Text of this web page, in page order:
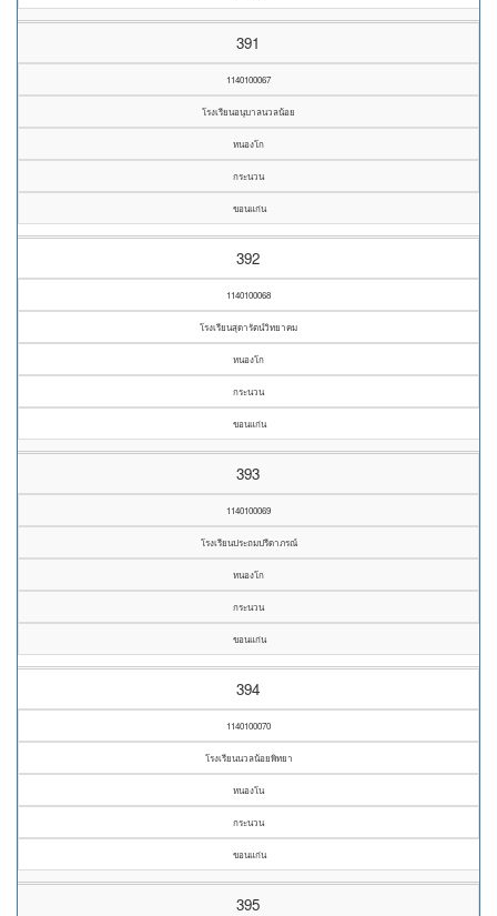
391
1140100067
โรงเรียนอนุบาลนวลน้อย
หนองโก
กระนวน
ขอนแก่น
392
1140100068
โรงเรียนสุดารัตน์วิทยาคม
หนองโก
กระนวน
ขอนแก่น
393
1140100069
โรงเรียนประถมปรีดาภรณ์
หนองโก
กระนวน
ขอนแก่น
394
1140100070
โรงเรียนนวลน้อยพิทยา
หนองโน
กระนวน
ขอนแก่น
395